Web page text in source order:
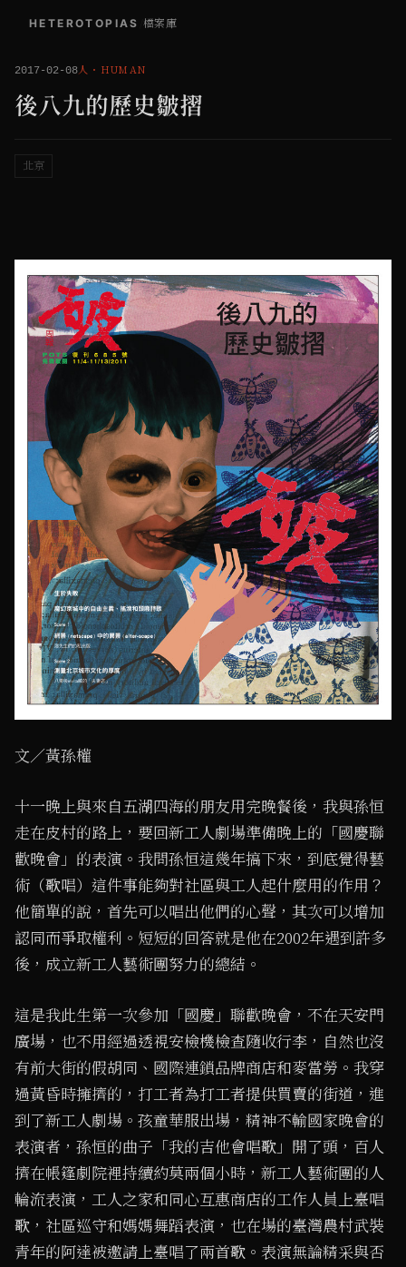
HETEROTOPIAS 檔案庫
2017-02-08人 ・ HUMAN
後八九的歷史皺摺
北京
文／黃孫權
十一晚上與來自五湖四海的朋友用完晚餐後，我與孫恒
走在皮村的路上，要回新工人劇場準備晚上的「國慶聯
歡晚會」的表演。我問孫恒這幾年搞下來，到底覺得藝
術（歌唱）這件事能夠對社區與工人起什麼用的作用？
他簡單的說，首先可以唱出他們的心聲，其次可以增加
認同而爭取權利。短短的回答就是他在2002年遇到許多
後，成立新工人藝術團努力的總結。
這是我此生第一次參加「國慶」聯歡晚會，不在天安門
廣場，也不用經過透視安檢機檢查隨收行李，自然也沒
有前大街的假胡同、國際連鎖品牌商店和麥當勞。我穿
過黃昏時擁擠的，打工者為打工者提供買賣的街道，進
到了新工人劇場。孩童華服出場，精神不輸國家晚會的
表演者，孫恒的曲子「我的吉他會唱歌」開了頭，百人
擠在帳篷劇院裡持續約莫兩個小時，新工人藝術團的人
輪流表演，工人之家和同心互惠商店的工作人員上臺唱
歌，社區巡守和媽媽舞蹈表演，也在場的臺灣農村武裝
青年的阿達被邀請上臺唱了兩首歌。表演無論精采與否